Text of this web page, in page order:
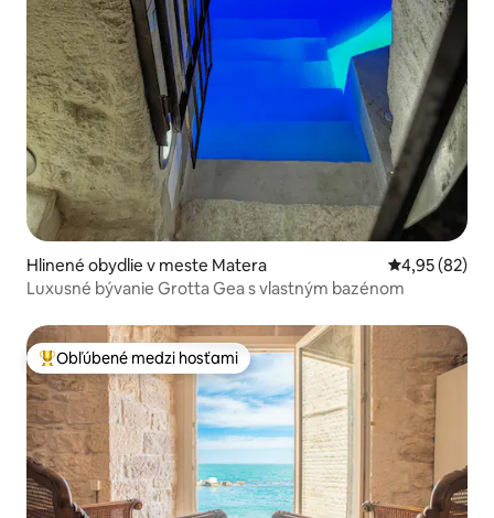
Hlinené obydlie v meste Matera Priemerné
4,95 (82)
Luxusné bývanie Grotta Gea s vlastným bazénom
Najobľúbenejšie medzi hosťami
Obľúbené medzi hosťami